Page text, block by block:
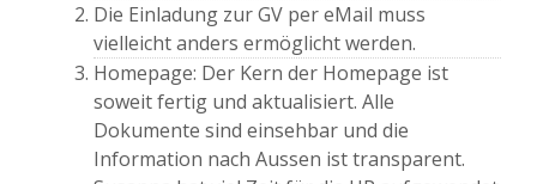
Die Einladung zur GV per eMail muss
vielleicht anders ermöglicht werden.
Homepage: Der Kern der Homepage ist
soweit fertig und aktualisiert. Alle
Dokumente sind einsehbar und die
Information nach Aussen ist transparent.